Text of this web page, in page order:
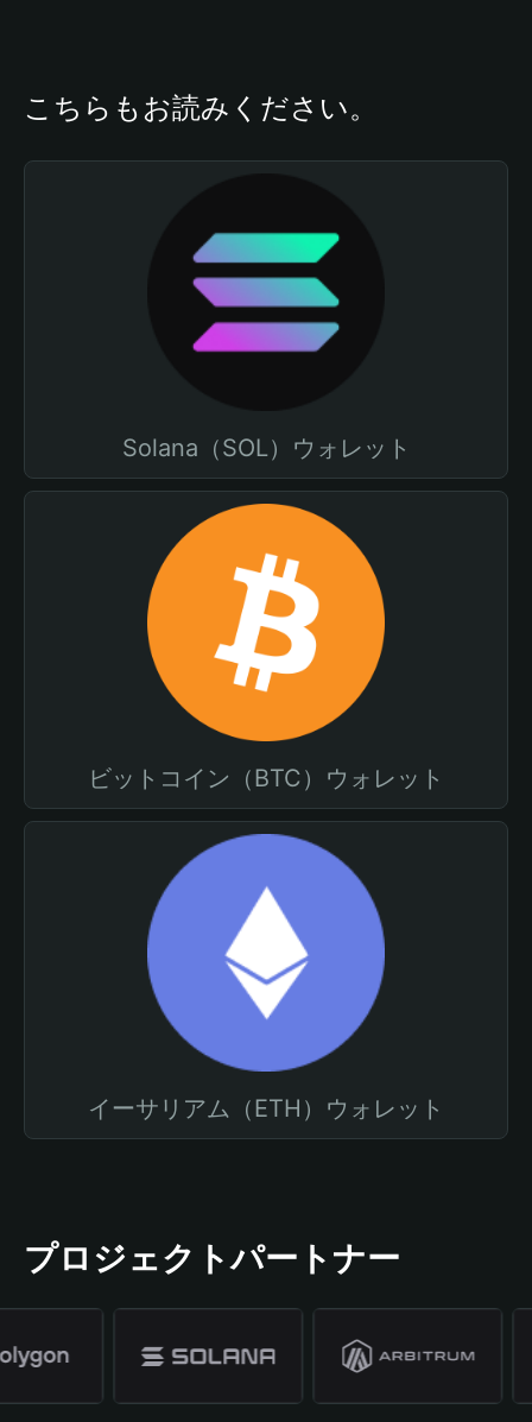
こちらもお読みください。
Solana（SOL）ウォレット
ビットコイン（BTC）ウォレット
イーサリアム（ETH）ウォレット
プロジェクトパートナー